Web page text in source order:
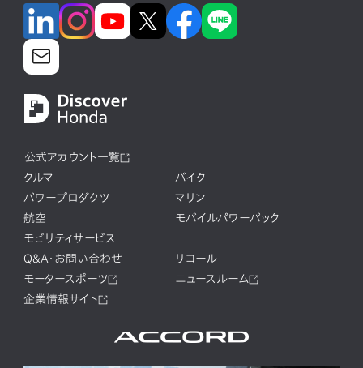
公式アカウント一覧
クルマ
バイク
パワープロダクツ
マリン
航空
モバイルパワーパック
モビリティサービス
Q&A・お問い合わせ
リコール
モータースポーツ
ニュースルーム
企業情報サイト